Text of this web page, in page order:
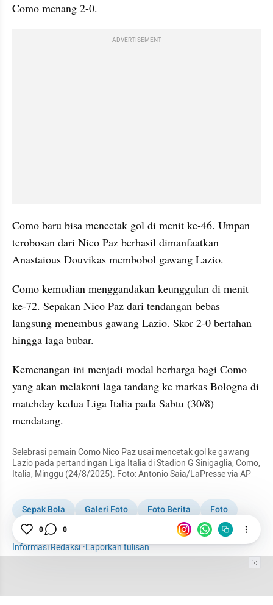
Como menang 2-0.
ADVERTISEMENT
Como baru bisa mencetak gol di menit ke-46. Umpan
terobosan dari Nico Paz berhasil dimanfaatkan
Anastaious Douvikas membobol gawang Lazio.
Como kemudian menggandakan keunggulan di menit
ke-72. Sepakan Nico Paz dari tendangan bebas
langsung menembus gawang Lazio. Skor 2-0 bertahan
hingga laga bubar.
Kemenangan ini menjadi modal berharga bagi Como
yang akan melakoni laga tandang ke markas Bologna di
matchday kedua Liga Italia pada Sabtu (30/8)
mendatang.
Selebrasi pemain Como Nico Paz usai mencetak gol ke gawang
Lazio pada pertandingan Liga Italia di Stadion G Sinigaglia, Como,
Italia, Minggu (24/8/2025). Foto: Antonio Saia/LaPresse via AP
Sepak Bola Galeri Foto Foto Berita
Foto
como 1907
Informasi Redaksi·Laporkan tulisan
0 0